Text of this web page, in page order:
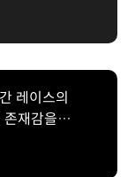
레이스의
재감을